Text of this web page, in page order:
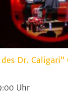
Dr. Caligari“